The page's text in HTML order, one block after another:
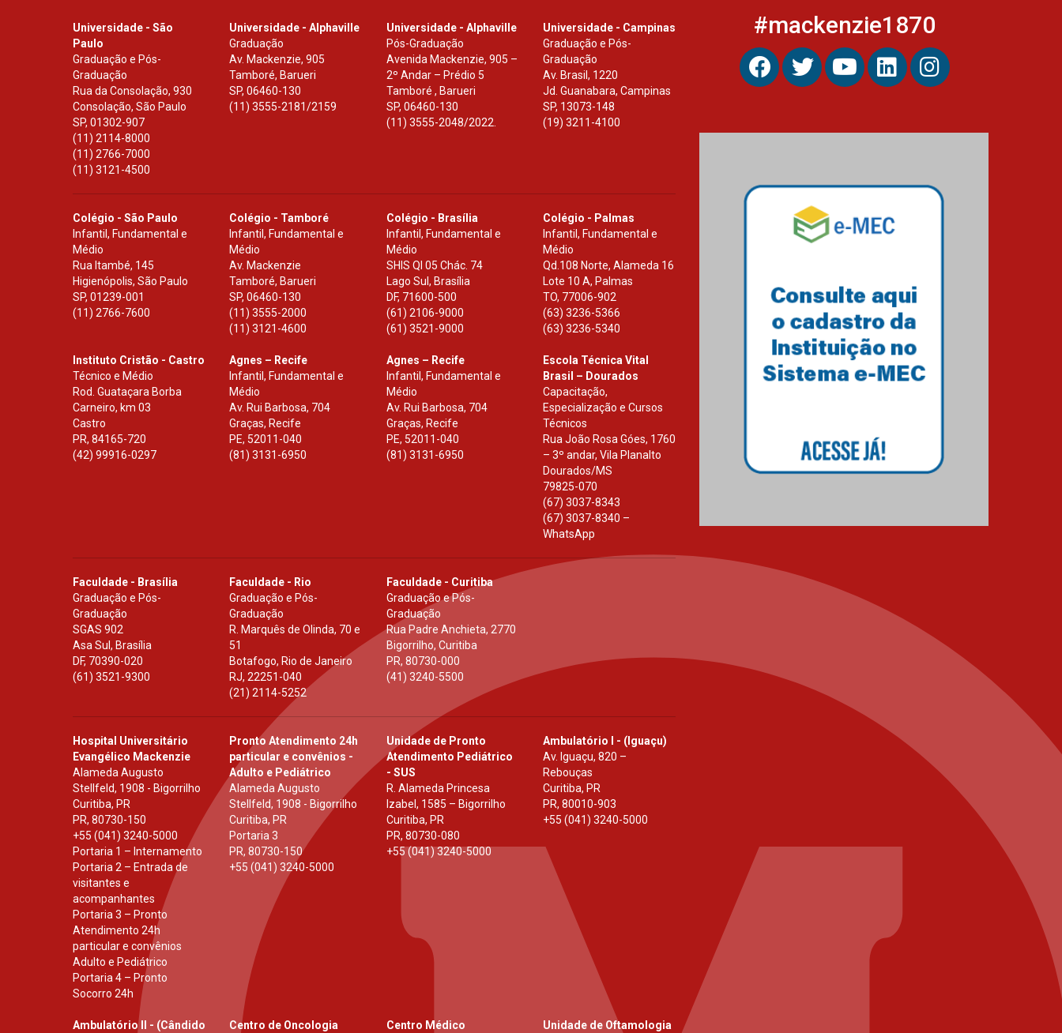
Universidade - São
Paulo
Graduação e Pós-
Graduação
Rua da Consolação, 930
Consolação, São Paulo
SP, 01302-907
(11) 2114-8000
(11) 2766-7000
(11) 3121-4500
Universidade - Alphaville
Graduação
Av. Mackenzie, 905
Tamboré, Barueri
SP,06460-130
(11) 3555-2181/2159
Universidade - Alphaville
Pós-Graduação
Avenida Mackenzie, 905 –
2º Andar – Prédio 5
Tamboré , Barueri
SP, 06460-130
(11) 3555-2048/2022.
Universidade - Campinas
Graduação e Pós-
Graduação
Av. Brasil, 1220
Jd. Guanabara, Campinas
SP, 13073-148
(19) 3211-4100
Colégio - São Paulo
Infantil, Fundamental e
Médio
Rua Itambé, 145
Higienópolis, São Paulo
SP, 01239-001
(11) 2766-7600
Colégio - Tamboré
Infantil, Fundamental e
Médio
Av. Mackenzie
Tamboré, Barueri
SP,06460-130
(11) 3555-2000
(11) 3121-4600
Colégio - Brasília
Infantil, Fundamental e
Médio
SHIS Ql 05 Chác. 74
Lago Sul, Brasília
DF, 71600-500
(61) 2106-9000
(61) 3521-9000
Colégio - Palmas
Infantil, Fundamental e
Médio
Qd.108 Norte, Alameda 16
Lote 10 A, Palmas
TO, 77006-902
(63) 3236-5366
(63) 3236-5340
Instituto Cristão - Castro
Técnico e Médio
Rod. Guataçara Borba
Carneiro, km 03
Castro
PR, 84165-720
(42) 99916-0297
Agnes – Recife
Infantil, Fundamental e
Médio
Av. Rui Barbosa, 704
Graças, Recife
PE, 52011-040
(81) 3131-6950
Agnes – Recife
Infantil, Fundamental e
Médio
Av. Rui Barbosa, 704
Graças, Recife
PE, 52011-040
(81) 3131-6950
Escola Técnica Vital
Brasil – Dourados
Capacitação,
Especialização e Cursos
Técnicos
Rua João Rosa Góes, 1760
– 3º andar, Vila Planalto
Dourados/MS
79825-070
(67) 3037-8343
(67) 3037-8340 –
WhatsApp
Faculdade - Brasília
Graduação e Pós-
Graduação
SGAS 902
Asa Sul, Brasília
DF, 70390-020
(61) 3521-9300
Faculdade - Rio
Graduação e Pós-
Graduação
R. Marquês de Olinda, 70 e
51
Botafogo, Rio de Janeiro
RJ,22251-040
(21) 2114-5252
Faculdade - Curitiba
Graduação e Pós-
Graduação
Rua Padre Anchieta, 2770
Bigorrilho, Curitiba
PR, 80730-000
(41) 3240-5500
Hospital Universitário
Evangélico Mackenzie
Alameda Augusto
Stellfeld, 1908 - Bigorrilho
Curitiba, PR
PR, 80730-150
+55 (041) 3240-5000
Portaria 1 – Internamento
Portaria 2 – Entrada de
visitantes e
acompanhantes
Portaria 3 – Pronto
Atendimento 24h
particular e convênios
Adulto e Pediátrico
Portaria 4 – Pronto
Socorro 24h
Pronto Atendimento 24h
particular e convênios -
Adulto e Pediátrico
Alameda Augusto
Stellfeld, 1908 - Bigorrilho
Curitiba, PR
Portaria 3
PR,80730-150
+55 (041) 3240-5000
Unidade de Pronto
Atendimento Pediátrico
- SUS
R. Alameda Princesa
Izabel, 1585 – Bigorrilho
Curitiba, PR
PR, 80730-080
+55 (041) 3240-5000
Ambulatório I - (Iguaçu)
Av. Iguaçu, 820 –
Rebouças
Curitiba, PR
PR, 80010-903
+55 (041) 3240-5000
Ambulatório II - (Cândido Centro de Oncologia Centro Médico Unidade de Oftamologia
#mackenzie1870